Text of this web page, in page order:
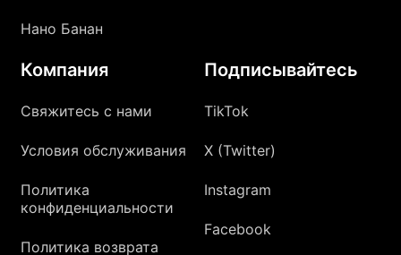
Нано Банан
Компания
Свяжитесь с нами
Условия обслуживания
Политика
конфиденциальности
Политика возврата
Подписывайтесь
TikTok
X (Twitter)
Instagram
Facebook